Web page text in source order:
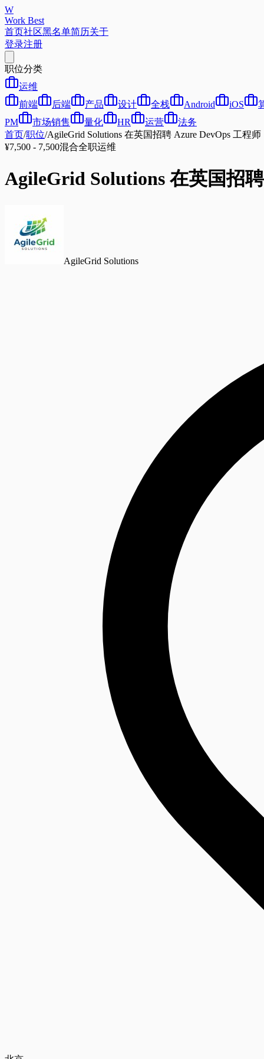
W
Work Best
首页社区黑名单简历关于
登录注册
职位分类
运维
前端
后端 产品 设计 全栈 Android iOS
PM
市场销售 量化 HR 运营
法务
首页/职位/AgileGrid Solutions 在英国招聘 Azure DevOps 工程师
¥7,500 - 7,500混合全职运维
AgileGrid Solutions 在英国招
AgileGrid Solutions